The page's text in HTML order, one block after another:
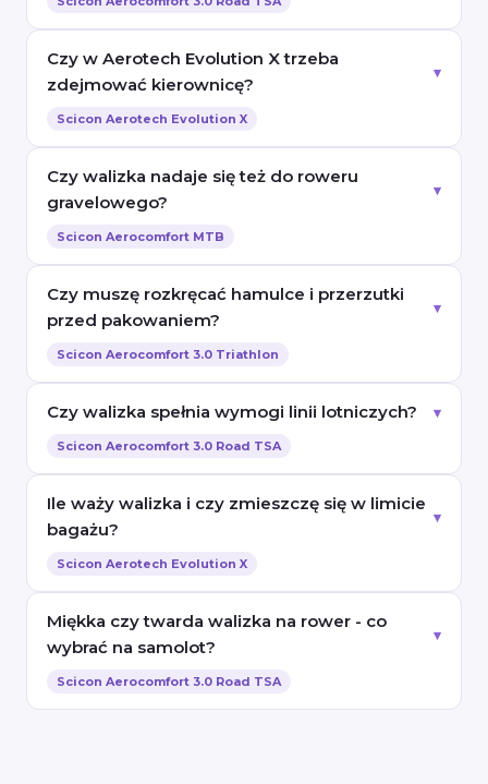
Czy w Aerotech Evolution X trzeba
zdejmować kierownicę?
Scicon Aerotech Evolution X
Czy walizka nadaje się też do roweru
gravelowego?
Scicon Aerocomfort MTB
Czy muszę rozkręcać hamulce i przerzutki
przed pakowaniem?
Scicon Aerocomfort 3.0 Triathlon
Czy walizka spełnia wymogi linii lotniczych?
Scicon Aerocomfort 3.0 Road TSA
Ile waży walizka i czy zmieszczę się w limicie
bagażu?
Scicon Aerotech Evolution X
Miękka czy twarda walizka na rower - co
wybrać na samolot?
Scicon Aerocomfort 3.0 Road TSA